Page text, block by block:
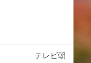
テレビ朝